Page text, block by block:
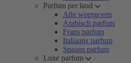
Parfum per land
Alle weergeven
Arabisch parfum
Frans parfum
Italiaans parfum
Spaans parfum
Luxe parfum